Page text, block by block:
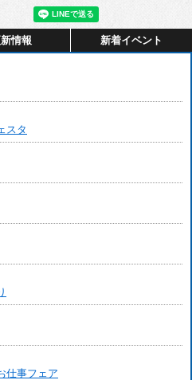
情報 新着イベント
スタ
仕事フェア